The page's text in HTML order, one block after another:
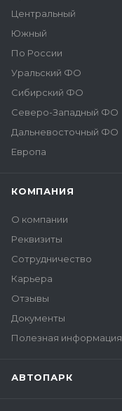
Центральный
Южный
По России
Уральский ФО
Сибирский ФО
Северо-Западный ФО
Дальневосточный ФО
Европа
КОМПАНИЯ
О компании
Реквизиты
Сотрудничество
Карьера
Отзывы
Документы
Полезная информация
АВТОПАРК